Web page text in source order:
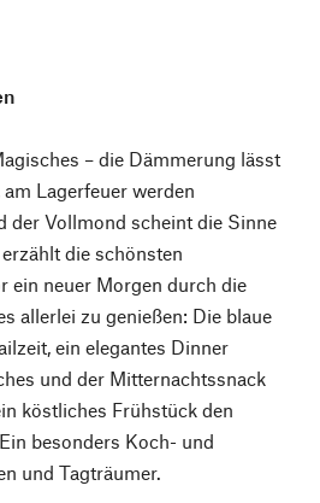
– die Dämmerung lässt
Lagerfeuer werden
der Vollmond scheint die Sinne
die schönsten
ein neuer Morgen durch die
allerlei zu genießen: Die blaue
ein elegantes Dinner
und der Mitternachtssnack
köstliches Frühstück den
besonders Koch- und
und Tagträumer.